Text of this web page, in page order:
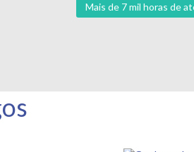
Mais de 7 mil horas de